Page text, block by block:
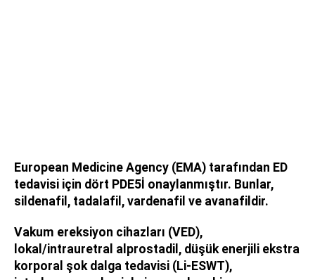
European Medicine Agency (EMA) tarafından ED
tedavisi için dört PDE5İ onaylanmıştır. Bunlar,
sildenafil, tadalafil, vardenafil ve avanafildir.
Vakum ereksiyon cihazları (VED),
lokal/intrauretral alprostadil, düşük enerjili ekstra
korporal şok dalga tedavisi (Li-ESWT),